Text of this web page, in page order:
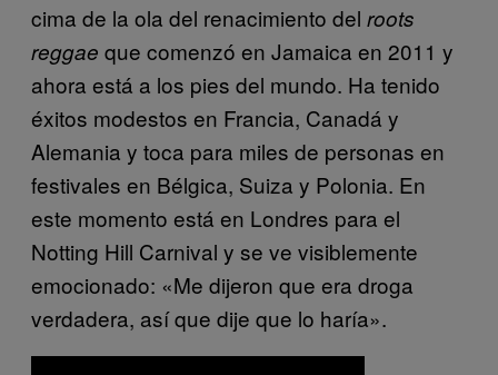
cima de la ola del renacimiento del roots
reggae que comenzó en Jamaica en 2011 y
ahora está a los pies del mundo. Ha tenido
éxitos modestos en Francia, Canadá y
Alemania y toca para miles de personas en
festivales en Bélgica, Suiza y Polonia. En
este momento está en Londres para el
Notting Hill Carnival y se ve visiblemente
emocionado: «Me dijeron que era droga
verdadera, así que dije que lo haría».